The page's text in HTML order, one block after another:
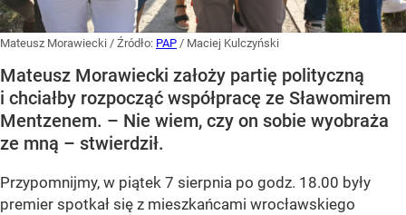
Mateusz Morawiecki / Źródło: PAP / Maciej Kulczyński
Mateusz Morawiecki założy partię polityczną
i chciałby rozpocząć współpracę ze Sławomirem
Mentzenem. – Nie wiem, czy on sobie wyobraża
ze mną – stwierdził.
Przypomnijmy, w piątek 7 sierpnia po godz. 18.00 były
premier spotkał się z mieszkańcami wrocławskiego